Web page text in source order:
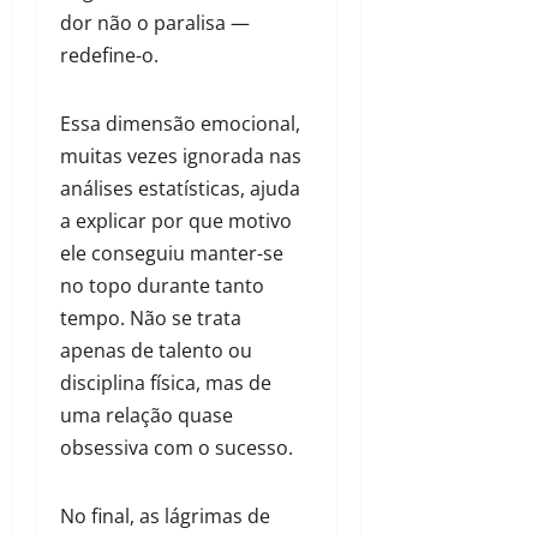
dor não o paralisa —
redefine-o.
Essa dimensão emocional,
muitas vezes ignorada nas
análises estatísticas, ajuda
a explicar por que motivo
ele conseguiu manter-se
no topo durante tanto
tempo. Não se trata
apenas de talento ou
disciplina física, mas de
uma relação quase
obsessiva com o sucesso.
No final, as lágrimas de